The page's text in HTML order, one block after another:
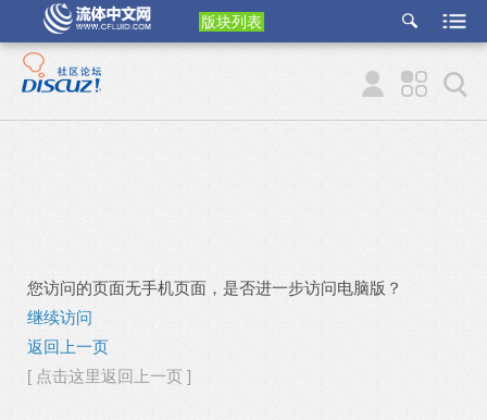
版块列表
etu
p
您访问的页面无手机页面，是否进一步访问电脑版？
继续访问
返回上一页
[ 点击这里返回上一页 ]